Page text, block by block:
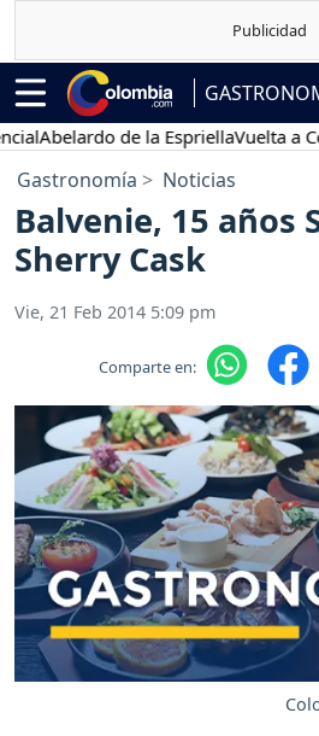
Abelardo de la EspriellaVuelta a
Gastronomía Noticias
Balvenie, 15 años
Sherry Cask
Vie, 21 Feb 2014 5:09 pm
Comparte en: